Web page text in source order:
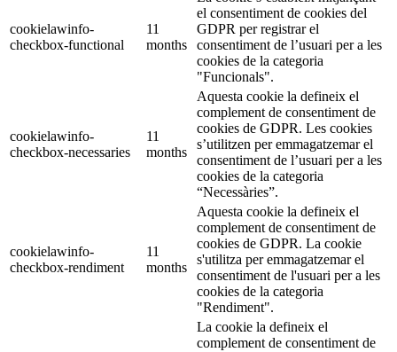
cookielawinfo-
checkbox-functional
11
months
el consentiment de cookies del
GDPR per registrar el
consentiment de l’usuari per a les
cookies de la categoria
"Funcionals".
cookielawinfo-
checkbox-necessaries
11
months
Aquesta cookie la defineix el
complement de consentiment de
cookies de GDPR. Les cookies
s’utilitzen per emmagatzemar el
consentiment de l’usuari per a les
cookies de la categoria
“Necessàries”.
cookielawinfo-
checkbox-rendiment
11
months
Aquesta cookie la defineix el
complement de consentiment de
cookies de GDPR. La cookie
s'utilitza per emmagatzemar el
consentiment de l'usuari per a les
cookies de la categoria
"Rendiment".
La cookie la defineix el
complement de consentiment de